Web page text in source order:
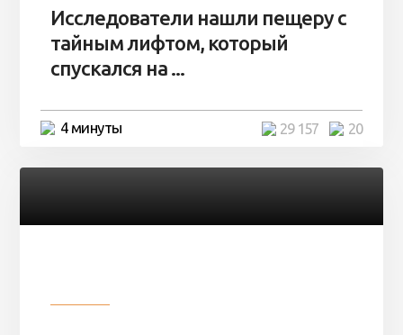
Исследователи нашли пещеру с
тайным лифтом, который
спускался на ...
4 минуты 20
29 157